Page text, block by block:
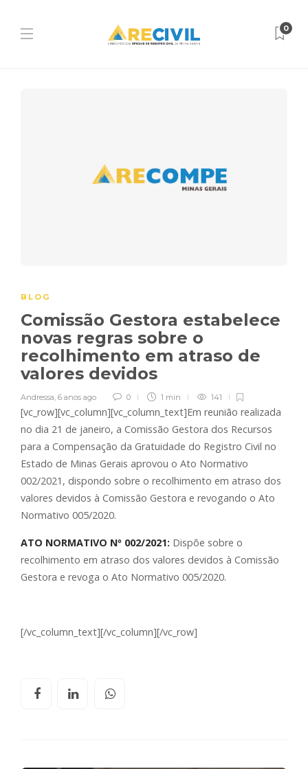
0
BLOG
Comissão Gestora estabelece
novas regras sobre o
recolhimento em atraso de
valores devidos
Andressa, 6 anos ago 0 1 min 141
[vc_row][vc_column][vc_column_text]Em reunião realizada
no dia 21 de janeiro, a Comissão Gestora dos Recursos
para a Compensação da Gratuidade do Registro Civil no
Estado de Minas Gerais aprovou o Ato Normativo
002/2021, dispondo sobre o recolhimento em atraso dos
valores devidos à Comissão Gestora e revogando o Ato
Normativo 005/2020.
ATO NORMATIVO Nº 002/2021: Dispõe sobre o
recolhimento em atraso dos valores devidos à Comissão
Gestora e revoga o Ato Normativo 005/2020.
[/vc_column_text][/vc_column][/vc_row]